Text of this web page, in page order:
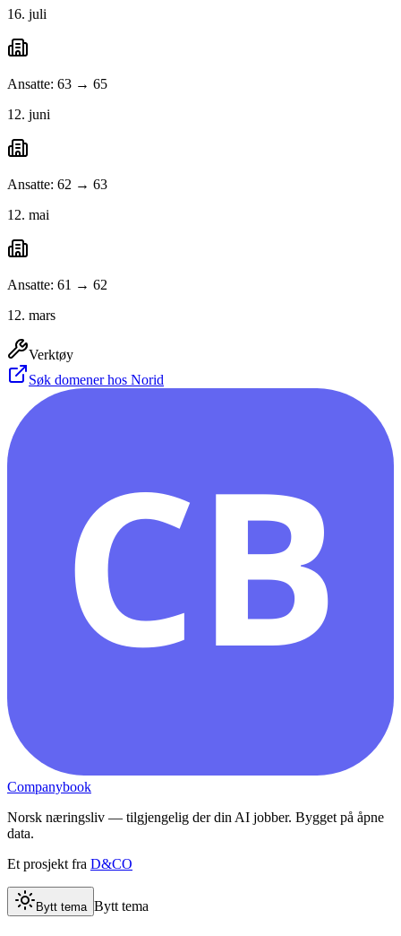
16. juli
Ansatte: 63 → 65
12. juni
Ansatte: 62 → 63
12. mai
Ansatte: 61 → 62
12. mars
Verktøy
Søk domener hos Norid
CB
Companybook
Norsk næringsliv — tilgjengelig der din AI jobber. Bygget på åpne
data.
Et prosjekt fra D&CO
Bytt tema Bytt tema